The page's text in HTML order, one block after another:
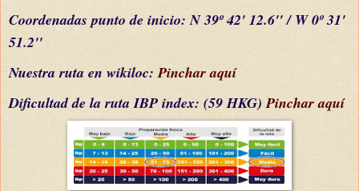
Coordenadas punto de inicio:N 39º 42' 12.6'' / W 0º 31'
51.2''
Nuestra ruta en wikiloc:Pinchar aquí
Dificultadde la ruta IBP index: (59 HKG)Pinchar aquí